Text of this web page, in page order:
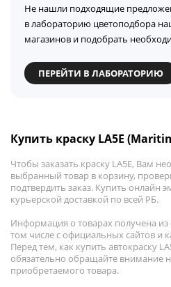
Не нашли подходящие
в лабораторию цветоподбора
магазинов и подобрать
ПЕРЕЙТИ В ЛАБОРАТОРИЮ
Купить краску LA5E
Чтобы заказать краску LA5E, Вам
выбранный товар в корзину,
подтвердить заказ. Купить онлайн
курьерской доставкой по всей РБ.
Информация о товарах получена
том числе с официальных сайтов и
Перед тем, как купить автокраску
обязательно обращайте внимание
приобретаемого товара.